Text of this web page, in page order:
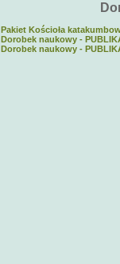
Pakiet Kościoła
Dorobek naukowy -
Dorobek naukowy -